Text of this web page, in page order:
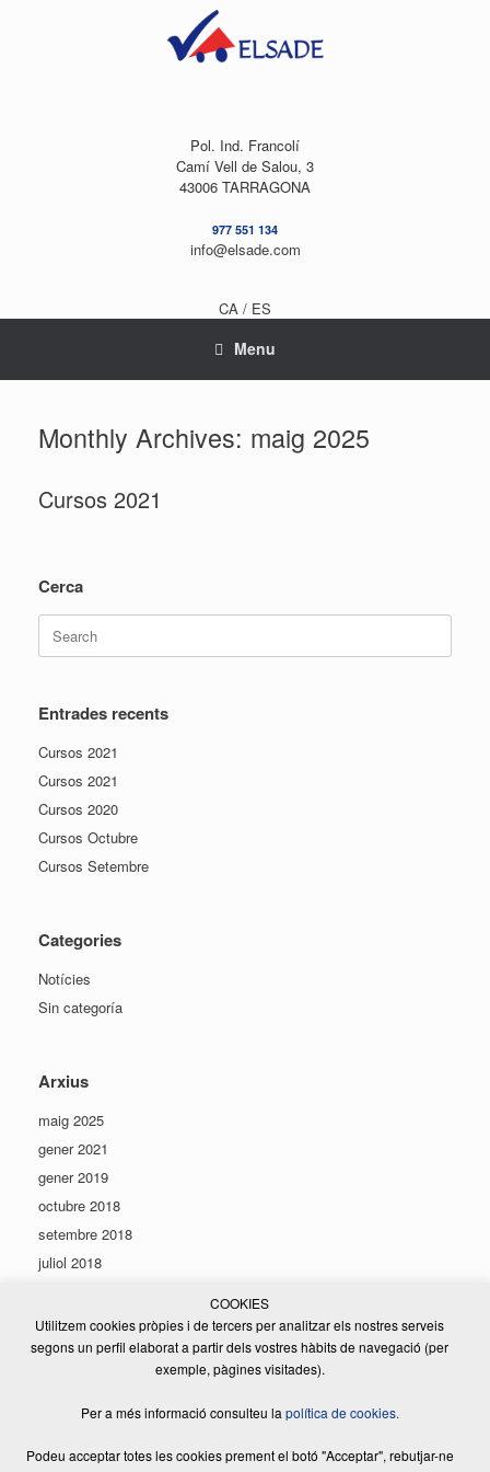
Pol. Ind. Francolí
Camí Vell de Salou, 3
43006 TARRAGONA
977 551 134
info@elsade.com
CA / ES
Menu
Monthly Archives: maig 2025
Cursos 2021
Cerca
for:
Entrades recents
Cursos 2021
Cursos 2021
Cursos 2020
Cursos Octubre
Cursos Setembre
Categories
Notícies
Sin categoría
Arxius
maig 2025
gener 2021
gener 2019
octubre 2018
setembre 2018
juliol 2018
maig 2018
gener 2018
COOKIES
Utilitzem cookies pròpies i de tercers per analitzar els nostres serveis
segons un perfil elaborat a partir dels vostres hàbits de navegació (per
exemple, pàgines visitades).
Per a més informació consulteu la política de cookies.
Podeu acceptar totes les cookies prement el botó "Acceptar", rebutjar-ne